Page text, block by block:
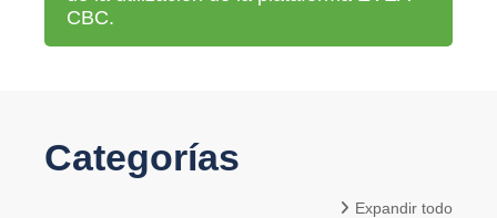
CBC.
Categorías
Expandir todo